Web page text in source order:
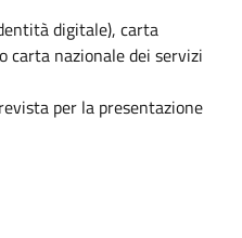
digitale), carta
carta nazionale dei servizi
per la presentazione